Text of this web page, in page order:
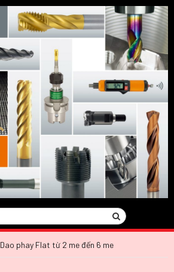
Search
Dao phay Flat từ 2 me đến 6 me